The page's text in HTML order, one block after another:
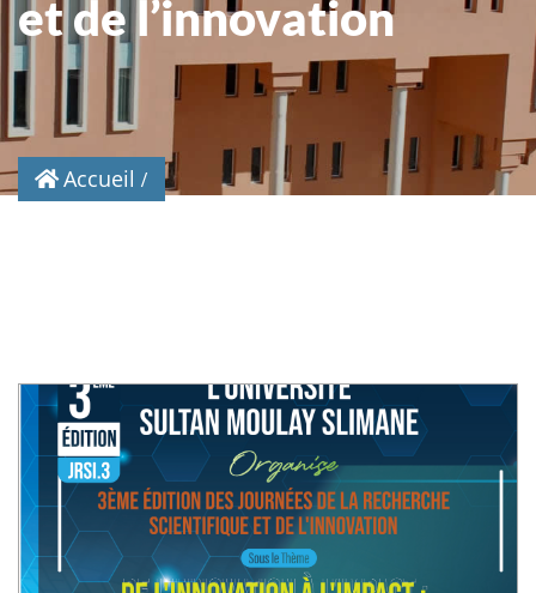
et de l’innovation
Accueil